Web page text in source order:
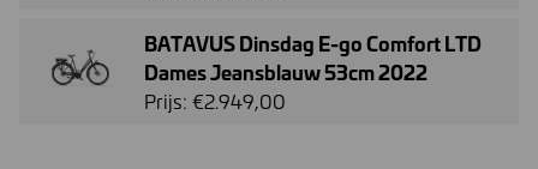
BATAVUS Dinsdag E-go Comfort LTD
Dames Jeansblauw 53cm 2022
Prijs: €2.949,00